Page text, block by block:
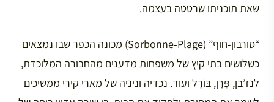
שאת תוכניתו שרטטה בעצמה.
“סורבון-חוף” (Sorbonne-Plage) מכונה הכפר שבו נמצאים
כשלושים בתי קיץ של משפחות מדענים מהחבורה המלוכדת,
לנז’בן, פֵּרָן, בּוֹרֵל ועוד. נכדיה וניניה של מארי קירי ממשיכים